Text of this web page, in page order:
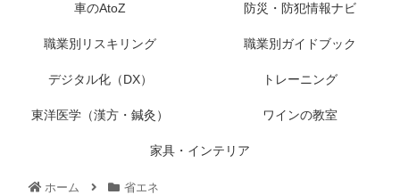
車のAtoZ 防災・防犯情報ナビ
職業別リスキリング 職業別ガイドブック
デジタル化（DX） トレーニング
東洋医学（漢方・鍼灸） ワインの教室
家具・インテリア
ホーム 省エネ